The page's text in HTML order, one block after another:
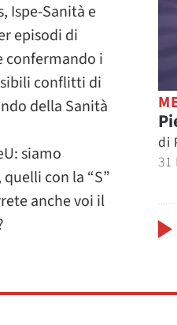
Ispe-Sanità e
episodi di
i
conflitti di
della Sanità
siamo
con la “S”
anche voi il
di
31